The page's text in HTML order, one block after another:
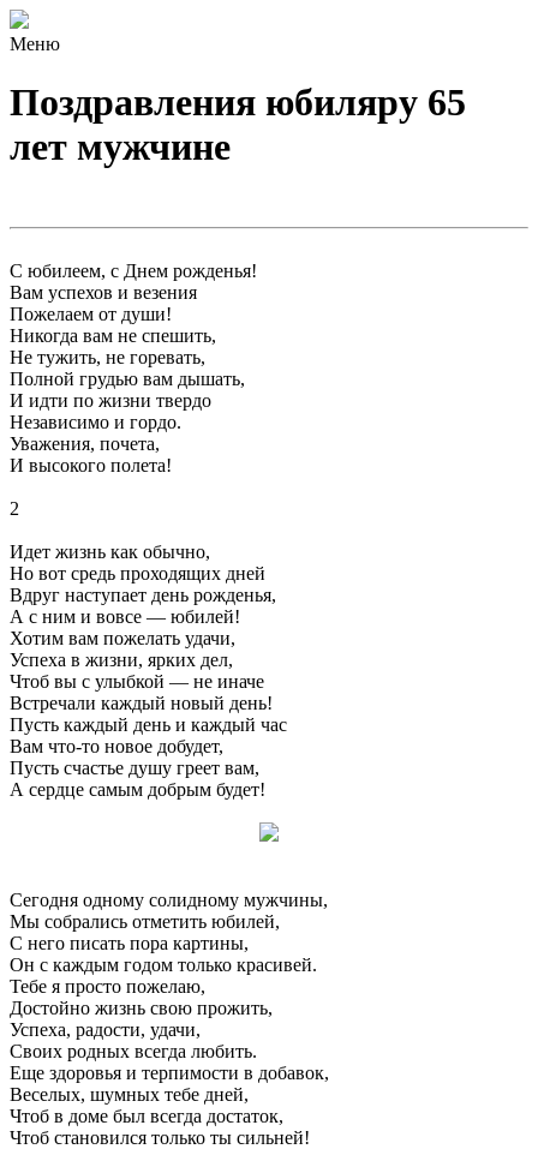
Меню
Поздравления юбиляру 65
лет мужчине
С юбилеем, с Днем рожденья!
Вам успехов и везения
Пожелаем от души!
Никогда вам не спешить,
Не тужить, не горевать,
Полной грудью вам дышать,
И идти по жизни твердо
Независимо и гордо.
Уважения, почета,
И высокого полета!
2
Идет жизнь как обычно,
Но вот средь проходящих дней
Вдруг наступает день рожденья,
А с ним и вовсе — юбилей!
Хотим вам пожелать удачи,
Успеха в жизни, ярких дел,
Чтоб вы с улыбкой — не иначе
Встречали каждый новый день!
Пусть каждый день и каждый час
Вам что-то новое добудет,
Пусть счастье душу греет вам,
А сердце самым добрым будет!
Сегодня одному солидному мужчины,
Мы собрались отметить юбилей,
С него писать пора картины,
Он с каждым годом только красивей.
Тебе я просто пожелаю,
Достойно жизнь свою прожить,
Успеха, радости, удачи,
Своих родных всегда любить.
Еще здоровья и терпимости в добавок,
Веселых, шумных тебе дней,
Чтоб в доме был всегда достаток,
Чтоб становился только ты сильней!